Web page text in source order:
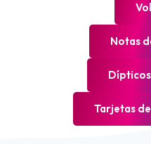
Notas
Tarjetas